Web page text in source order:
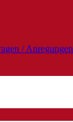
/ Anregungen